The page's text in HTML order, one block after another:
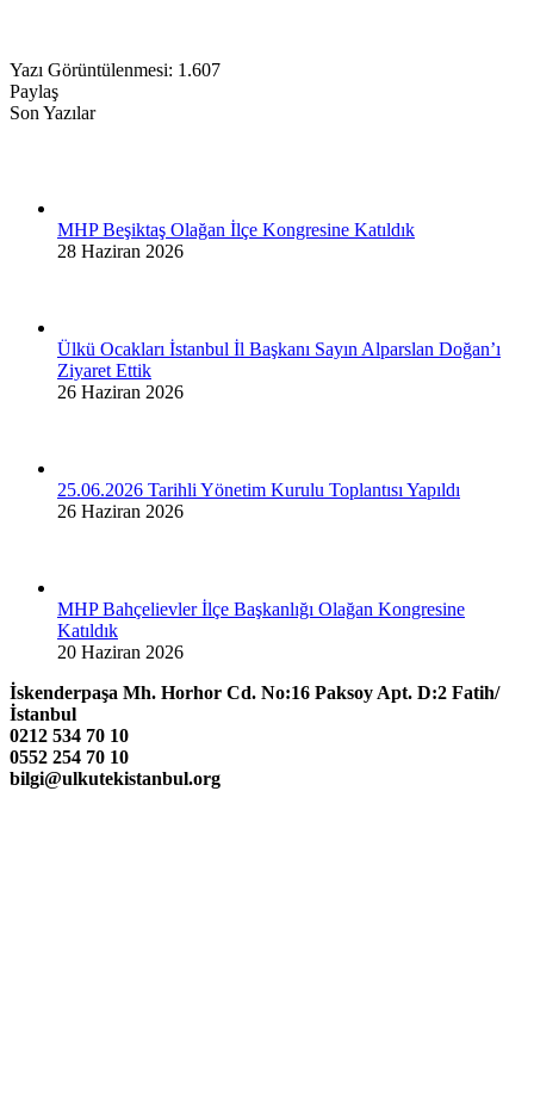
Yazı Görüntülenmesi: 1.607
Paylaş
Share
Share
Share
Share
Son Yazılar
MHP Beşiktaş Olağan İlçe Kongresine Katıldık
28 Haziran 2026
Ülkü Ocakları İstanbul İl Başkanı Sayın Alparslan Doğan’ı
Ziyaret Ettik
26 Haziran 2026
25.06.2026 Tarihli Yönetim Kurulu Toplantısı Yapıldı
26 Haziran 2026
MHP Bahçelievler İlçe Başkanlığı Olağan Kongresine
Katıldık
20 Haziran 2026
İskenderpaşa Mh. Horhor Cd. No:16 Paksoy Apt. D:2 Fatih/
İstanbul
0212 534 70 10
0552 254 70 10
bilgi@ulkutekistanbul.org